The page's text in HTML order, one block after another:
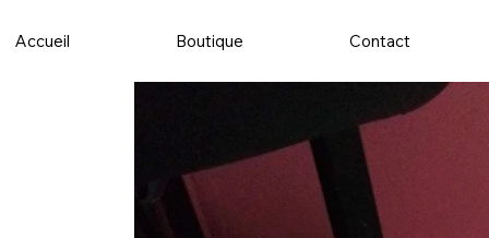
Accueil Boutique Contact